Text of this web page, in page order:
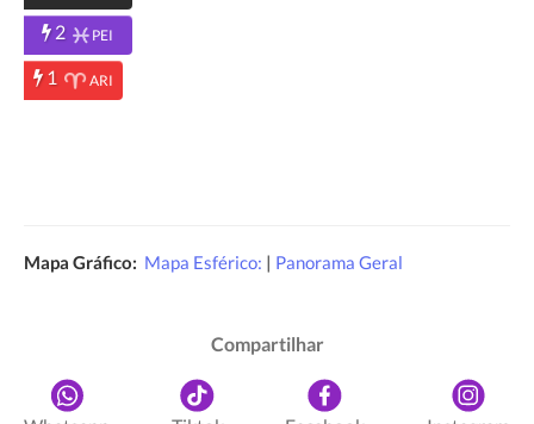
2 PEI
1 ARI
Mapa Gráfico: Mapa Esférico: | Panorama Geral
Compartilhar